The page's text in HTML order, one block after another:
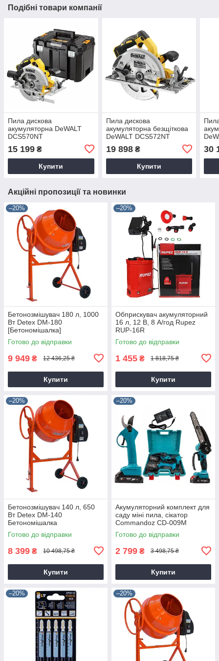
Подібні товари компанії
Пила дискова
акумуляторна DeWALT
DCS570NT
15 199 ₴
Купити
Пила дискова
акумуляторна безщіткова
DeWALT DCS572NT
19 898₴
Купити
30
Акційні пропозиції та новинки
–20%
Бетонозмішувач 180 л, 1000
Вт Detex DM-180
[Бетономішалка]
Готово до відправки
9 949 ₴ 12 436,25 ₴
Купити
–20%
Обприскувач акумуляторний
16 л, 12 В, 8 А/год Rupez
RUP-16R
Готово до відправки
1 455 ₴ 1 818,75 ₴
Купити
–20%
Бетонозмішувач 140 л, 650
Вт Detex DM-140
Бетономішалка
Готово до відправки
8 399 ₴ 10 498,75 ₴
Купити
–20%
Акумуляторний комплект для
саду міні пила, сікатор
Commandoz CD-009M
Готово до відправки
2 799 ₴ 3 498,75 ₴
Купити
–20% –20%